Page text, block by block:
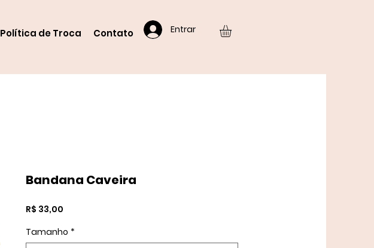
Política de Troca Contato Entrar
Bandana Caveira
R$ 33,00
Tamanho *